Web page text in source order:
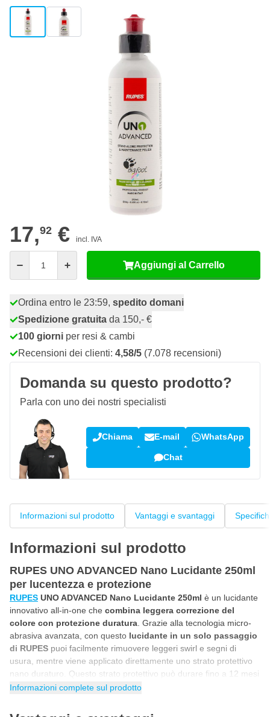
View larger imageView larger image
RUPES UNO AVANZATO Nano Lucidante - 250ml
RISPARMIA IL 2%
17,92 € incl. IVA
Aggiungi al Carrello
Ordina entro le 23:59, spedito domani
Spedizione gratuita da 150,- €
100 giorni per resi & cambi
Recensioni dei clienti: 4,58/5 (7.078 recensioni)
Domanda su questo prodotto?
Parla con uno dei nostri specialisti
Chiama E-mail WhatsApp
Chat
Informazioni sul prodotto Vantaggi e svantaggi
Informazioni sul prodotto
RUPES UNO ADVANCED Nano Lucidante 250ml
per lucentezza e protezione
RUPES UNO ADVANCED Nano Lucidante 250ml è un lucidante
innovativo all-in-one che combina leggera correzione del
colore con protezione duratura. Grazie alla tecnologia micro-
abrasiva avanzata, con questo lucidante in un solo passaggio
di RUPES puoi facilmente rimuovere leggeri swirl e segni di
usura, mentre viene applicato direttamente uno strato protettivo
nano duraturo. Questo strato protettivo può durare fino a 12 mesi
e rende la superficie visibilmente più liscia e più facile da pulire.
trasparente
, gelcoat e alluminio. Ciò ti permette di lavorare in
Informazioni complete sul prodotto